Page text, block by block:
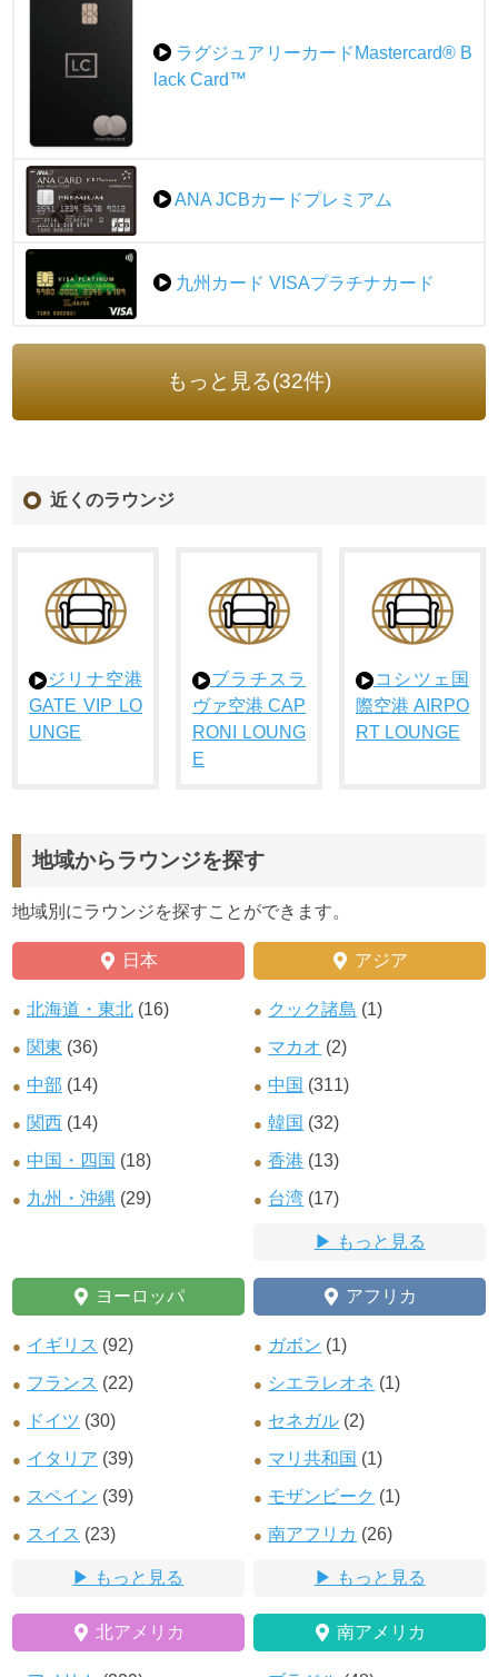
ラグジュアリーカードMastercard® B
lack Card™
ANA JCBカードプレミアム
九州カード VISAプラチナカード
もっと見る(32件)
近くのラウンジ
ジリナ空港
GATE VIP LO
UNGE
ブラチスラ
ヴァ空港 CAP
RONI LOUNG
E
コシツェ国
際空港 AIRPO
RT LOUNGE
地域からラウンジを探す
地域別にラウンジを探すことができます。
日本
北海道・東北 (16)
関東 (36)
中部 (14)
関西 (14)
中国・四国 (18)
九州・沖縄 (29)
アジア
クック諸島 (1)
マカオ (2)
中国 (311)
韓国 (32)
香港 (13)
台湾 (17)
もっと見る
ヨーロッパ
イギリス (92)
フランス (22)
ドイツ (30)
イタリア (39)
スペイン (39)
スイス (23)
もっと見る
アフリカ
ガボン (1)
シエラレオネ (1)
セネガル (2)
マリ共和国 (1)
モザンビーク (1)
南アフリカ (26)
もっと見る
北アメリカ 南アメリカ